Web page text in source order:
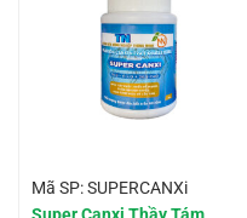
Mã SP: SUPERCANXi